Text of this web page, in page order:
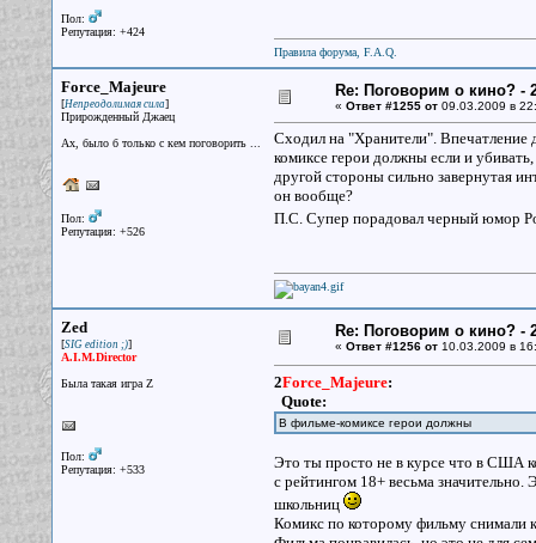
Пол:
Репутация: +424
Правила форума, F.A.Q.
Force_Majeure
[Непреодолимая сила]
Прирожденный Джаец
Ах, было б только с кем поговорить ...
Пол:
Репутация: +526
Re: Поговорим о кино? -
« Ответ #1255 от09.03.2009 в
Сходил на "Хранители". Впечатление
комиксе герои должны если и
другой стороны сильно завернутая
он вообще?
П.С. Супер порадовал черный юмор
Zed
[SIG edition ;)]
A.I.M.Director
Была такая игра Z
Пол:
Репутация: +533
Re: Поговорим о кино? -
« Ответ #1256 от10.03.2009 в
2Force_Majeure:
Quote:
В фильме-комиксе герои должны
Это ты просто не в курсе что в США
с рейтингом 18+ весьма значительно.
школьниц
Комикс по которому фильму снимали